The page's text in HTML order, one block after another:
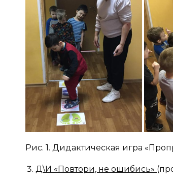
Рис. 1. Дидактическая игра
Д\И «Повтори, не ошибись»